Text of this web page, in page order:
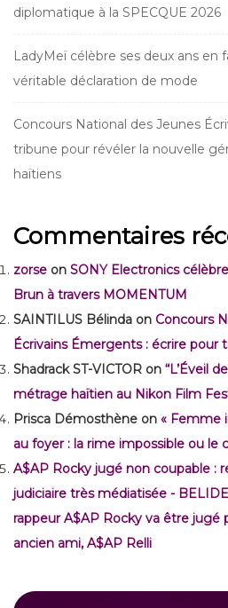
diplomatique à la SPECQUE 2026
LadyMeï célèbre ses deux ans en
véritable déclaration de mode
Concours National des Jeunes
tribune pour révéler la nouvelle
haïtiens
Commentaires
zorse on SONY Electronics
Brun à travers MOMENTUM
SAINTILUS Bélinda on Concours
Écrivains Émergents : écrire pour
Shadrack ST-VICTOR on “L’Éveil
métrage haïtien au Nikon Film
Prisca Démosthène on « Femme
au foyer : la rime impossible ou le
A$AP Rocky jugé non coupable :
judiciaire très médiatisée -
rappeur A$AP Rocky va être jugé
ancien ami, A$AP Relli